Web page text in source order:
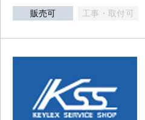
販売可 工事・取付可